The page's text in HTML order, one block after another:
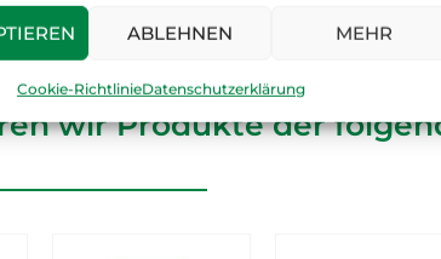
ABLEHNEN MEHR
Cookie-RichtlinieDatenschutzerklärung
wir Produkte der